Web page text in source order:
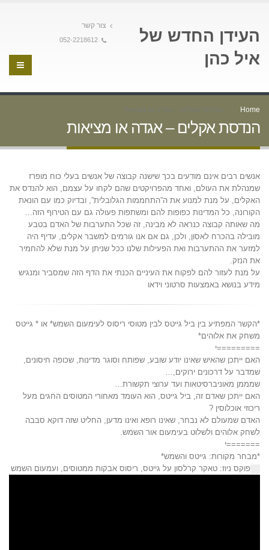
העידן החדש של
איל כהן
צור קשר
052-2218612
Home הנדסת אקלים – אגדה או מציאות
הנדסת אקלים – אגדה או מציאות
אנשים רבים אינם מודעים בכך שישנה קבוצה של אנשים בעלי כוח מופרז
שמנהלת את העולם, ואחד מהפרויקטים שהם לקחו על עצמם, הוא להנדס את
האקלים, על מנת למנוע את ה”התחממות הגלובלית”, ובדיוק כמו עם הונאת
הקורונה, כל המדינות כפופות להם ומשתפות פעולה גם עם הטירוף הזה…
מה שאותה קבוצה כנראה לא מבינה, זה שכל התערבות של האדם בטבע
מובילה בהכרח לאסון, ולכן, גם אם אנו גורמים למשבר אקלים, עדיף היה
למזער את ההתערבות ואת הפעילות שלנו ככל שניתן על מנת שלא להחמיר
את הנזק.
על מנת לעזור להם לפקוח את העיניים הכנתי את הדף הזה שמסביר ומנגיש
מידע בנושא באמצעות סרטוני וידאו
*הקשר המפתיע בין ביל גייטס לבין מטוסי ריסוס לעימעום השמש* או * גייטס
משחק את אלוהים*
=========י
האם ייתכן שהאיש שאינו יודע שובע, שפותח וסוגר מדינות, שכופה חיסונים,
שמדבר על דרכונים ירוקים,…
שמממן מאוניברסיטאות ועד ערוצי תקשורת…
האם ייתכן שאדם זה, ביל גייטס, הוא העומד מאחורי המטוסים החגים מעל
ריכוזי אוכלוסין ?
האדם שמעולם לא נבחר, שאינו רופא ואינו מדען, החליט שזה דוקא סבבה
לשחק אלוהים ולשלוט בעימעום אור השמש.
=======י
*מבחר מקורות: גייטס והשמש*
פוקס ניוז: טאקר קרלסון על גייטס, ריסוס אבקות ממטוסים, ועמעום השמש